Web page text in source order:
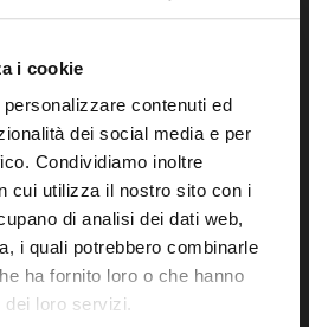
i cookie
contenuti ed
dei social media e per
Condividiamo inoltre
cui utilizza il nostro sito con i
di analisi dei dati web,
i quali potrebbero combinarle
ha fornito loro o che hanno
loro servizi.
059.421211
(PEC)
Seguici